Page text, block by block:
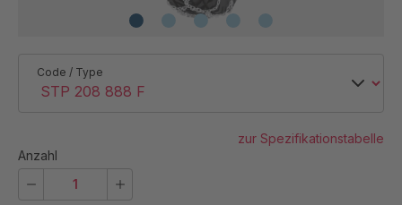
Code / Type
zur Spezifikationstabelle
Anzahl